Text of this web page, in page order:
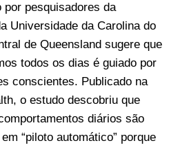
por pesquisadores da
Universidade da Carolina do
de Queensland sugere que
todos os dias é guiado por
conscientes. Publicado na
o estudo descobriu que
diários são
“piloto automático” porque